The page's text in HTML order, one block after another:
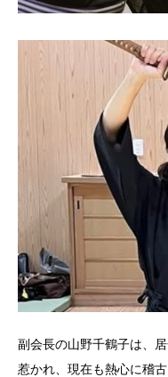
副会長の山野千鶴子は、
惹かれ、現在も熱心に稽